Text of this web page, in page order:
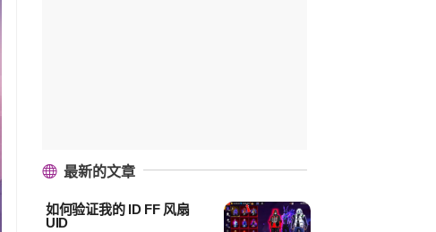
最新的文章
如何验证我的 ID FF 风扇
UID